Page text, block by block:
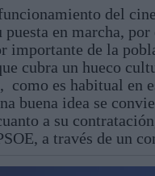
del
en marcha, por
importante de la
cubra un hueco
como es habitual en
buena idea se
a su
a través de un